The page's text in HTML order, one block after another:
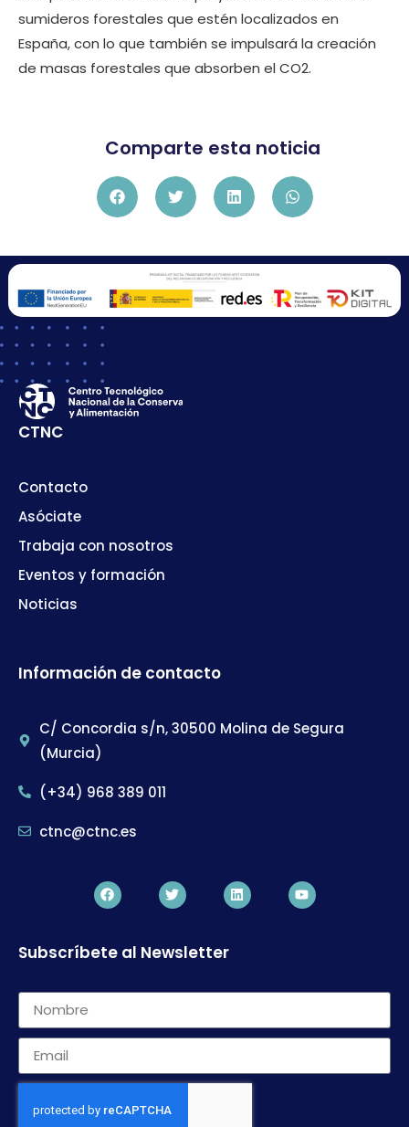
sumideros forestales que estén localizados en
España, con lo que también se impulsará la creación
de masas forestales que absorben el CO2.
Comparte esta noticia
CTNC
Contacto
Asóciate
Trabaja con nosotros
Eventos y formación
Noticias
Información de contacto
C/ Concordia s/n, 30500 Molina de Segura
(Murcia)
(+34) 968 389 011
ctnc@ctnc.es
Subscríbete al Newsletter